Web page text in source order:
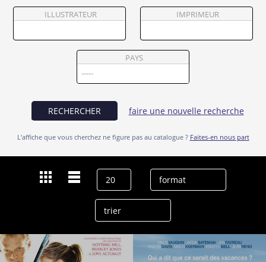
Vendre
ILLUSTRATEUR IMPRIMEUR
PAYS
RECHERCHER faire une nouvelle recherche
L’affiche que vous cherchez ne figure pas au catalogue ? Faites-en nous part